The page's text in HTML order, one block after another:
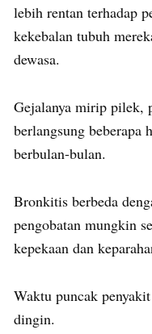
lebih rentan terhadap
kekebalan tubuh
dewasa.
Gejalanya mirip pilek,
berlangsung beberapa
berbulan-bulan.
Bronkitis berbeda
pengobatan mungkin
kepekaan dan
Waktu puncak
dingin.